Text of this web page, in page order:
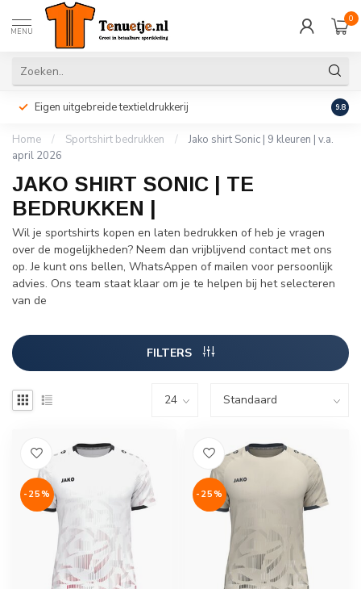
MENU
0
Eigen uitgebreide textieldrukkerij 9.8
Home / Sportshirt bedrukken /
Jako shirt Sonic | 9 kleuren | v.a.
april 2026
JAKO SHIRT SONIC | TE
BEDRUKKEN |
Wil je sportshirts kopen en laten bedrukken of heb je vragen
over de mogelijkheden? Neem dan vrijblijvend contact met ons
op. Je kunt ons bellen, WhatsAppen of mailen voor persoonlijk
advies. Ons team staat klaar om je te helpen bij het selecteren
van de
FILTERS
-25% -25%